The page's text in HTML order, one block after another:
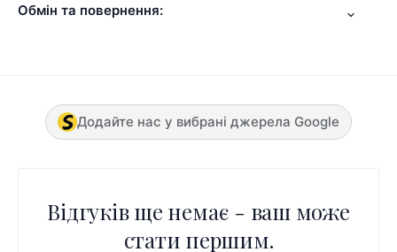
Обмін та повернення:
Додайте нас у вибрані джерела Google
Відгуків ще немає - ваш може
стати першим.